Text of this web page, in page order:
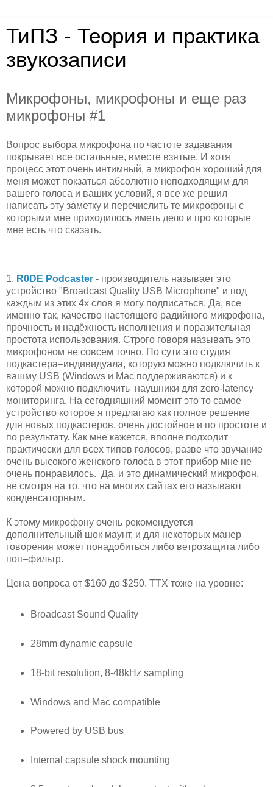
ТиПЗ - Теория и практика
звукозаписи
Микрофоны, микрофоны и еще раз
микрофоны #1
Вопрос выбора микрофона по частоте задавания
покрывает все остальные, вместе взятые. И хотя
процесс этот очень интимный, а микрофон хороший для
меня может покзаться абсолютно неподходящим для
вашего голоса и ваших условий, я все же решил
написать эту заметку и перечислить те микрофоны с
которыми мне приходилось иметь дело и про которые
мне есть что сказать.
1. R0DE Podcaster - производитель называет это
устройство "Broadcast Quality USB Microphone" и под
каждым из этих 4х слов я могу подписаться. Да, все
именно так, качество настоящего радийного микрофона,
прочность и надёжность исполнения и поразительная
простота использования. Строго говоря называть это
микрофоном не совсем точно. По сути это студия
подкастера–индивидуала, которую можно подключить к
вашму USB (Windows и Mac поддерживаются) и к
которой можно подключить наушники для zero-latency
мониторинга. На сегодняшний момент это то самое
устройство которое я предлагаю как полное решение
для новых подкастеров, очень достойное и по простоте и
по результату. Как мне кажется, вполне подходит
практически для всех типов голосов, разве что звучание
очень высокого женского голоса в этот прибор мне не
очень понравилось. Да, и это динамический микрофон,
не смотря на то, что на многих сайтах его называют
конденсаторным.
К этому микрофону очень рекомендуется
дополнительный шок маунт, и для некоторых манер
говорения может понадобиться либо ветрозащита либо
поп–фильтр.
Цена вопроса от $160 до $250. TTX тоже на уровне:
Broadcast Sound Quality
28mm dynamic capsule
18-bit resolution, 8-48kHz sampling
Windows and Mac compatible
Powered by USB bus
Internal capsule shock mounting